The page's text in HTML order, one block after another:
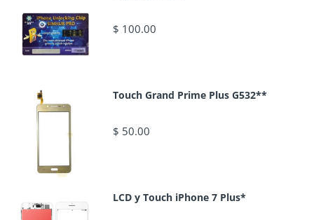
$ 100.00
Touch Grand Prime Plus G532**
$ 50.00
LCD y Touch iPhone 7 Plus*